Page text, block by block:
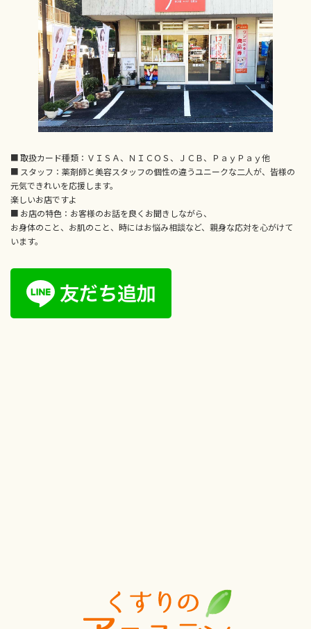
■ 取扱カード種類：ＶＩＳＡ、ＮＩＣＯＳ、ＪＣＢ、ＰａｙＰａｙ他
■ スタッフ：薬剤師と美容スタッフの個性の違うユニークな二人が、皆様の
元気できれいを応援します。
楽しいお店ですよ
■ お店の特色：お客様のお話を良くお聞きしながら、
お身体のこと、お肌のこと、時にはお悩み相談など、親身な応対を心がけて
います。